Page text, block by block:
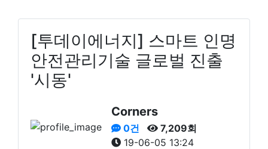
[투데이에너지] 스마트 인명
안전관리기술 글로벌 진출
'시동'
Corners
0건
7,209회
19-06-05 13:24